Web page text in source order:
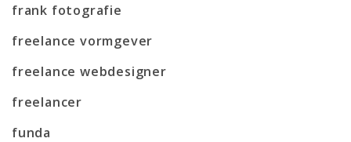
frank fotografie
freelance vormgever
freelance webdesigner
freelancer
funda